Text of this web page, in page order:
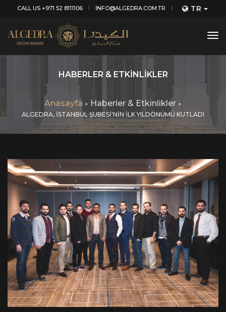
CALL US +971 52 8111106 INFO@ALGEDRA.COM.TR TR
HABERLER & ETKINLIKLER
Anasayfa Haberler & Etkinlikler
ALGEDRA, İSTANBUL ŞUBESİ'NİN İLK YILDÖNÜMÜ KUTLADI